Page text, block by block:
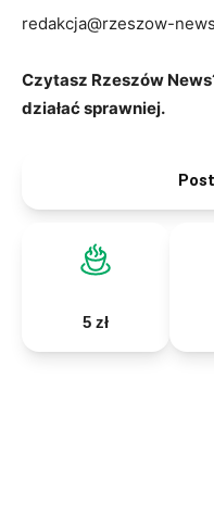
redakcja@rzeszow-
Czytasz Rzeszów
działać sprawniej.
5 zł